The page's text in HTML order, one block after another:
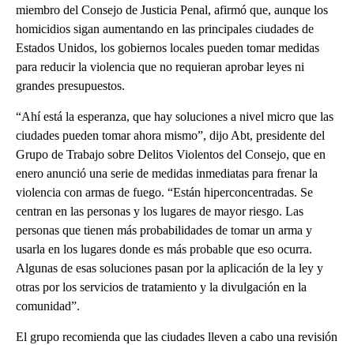
miembro del Consejo de Justicia Penal, afirmó que, aunque los
homicidios sigan aumentando en las principales ciudades de
Estados Unidos, los gobiernos locales pueden tomar medidas
para reducir la violencia que no requieran aprobar leyes ni
grandes presupuestos.
“Ahí está la esperanza, que hay soluciones a nivel micro que las
ciudades pueden tomar ahora mismo”, dijo Abt, presidente del
Grupo de Trabajo sobre Delitos Violentos del Consejo, que en
enero anunció una serie de medidas inmediatas para frenar la
violencia con armas de fuego. “Están hiperconcentradas. Se
centran en las personas y los lugares de mayor riesgo. Las
personas que tienen más probabilidades de tomar un arma y
usarla en los lugares donde es más probable que eso ocurra.
Algunas de esas soluciones pasan por la aplicación de la ley y
otras por los servicios de tratamiento y la divulgación en la
comunidad”.
El grupo recomienda que las ciudades lleven a cabo una revisión